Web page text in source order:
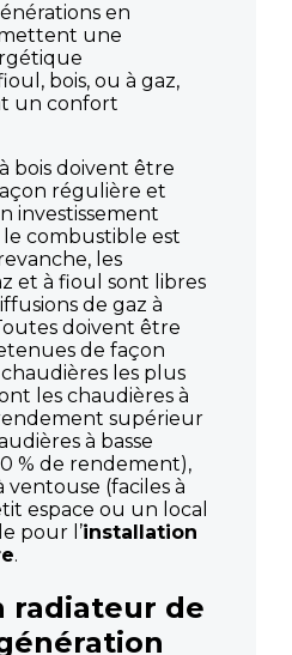
en
une
bois, ou à gaz,
un confort
bois doivent être
régulière et
investissement
combustible est
les
et à fioul sont libres
de gaz à
doivent être
de façon
les plus
les chaudières à
supérieur
à basse
% de rendement),
ventouse (faciles à
espace ou un local
pour l’installation
.
radiateur de